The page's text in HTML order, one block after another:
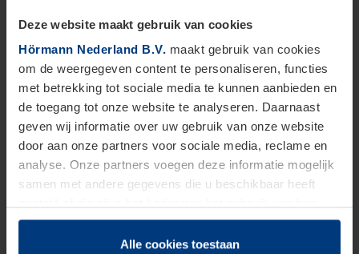
Deze website maakt gebruik van cookies
Hörmann Nederland B.V. maakt gebruik van cookies
om de weergegeven content te personaliseren, functies
met betrekking tot sociale media te kunnen aanbieden en
de toegang tot onze website te analyseren. Daarnaast
geven wij informatie over uw gebruik van onze website
door aan onze partners voor sociale media, reclame en
analyse. Onze partners voegen deze informatie mogelijk
samen met andere gegevens die u beschikbaar heeft
dienstverlening hebben verzameld.
Juridisch zijn wij gerechtigd om cookies op uw computer
Alle cookies toestaan